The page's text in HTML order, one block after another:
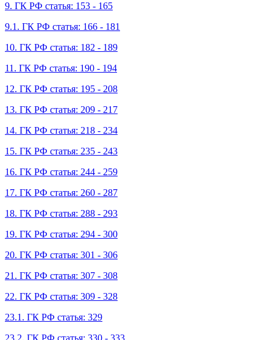
9. ГК РФ статья: 153 - 165
9.1. ГК РФ статья: 166 - 181
10. ГК РФ статья: 182 - 189
11. ГК РФ статья: 190 - 194
12. ГК РФ статья: 195 - 208
13. ГК РФ статья: 209 - 217
14. ГК РФ статья: 218 - 234
15. ГК РФ статья: 235 - 243
16. ГК РФ статья: 244 - 259
17. ГК РФ статья: 260 - 287
18. ГК РФ статья: 288 - 293
19. ГК РФ статья: 294 - 300
20. ГК РФ статья: 301 - 306
21. ГК РФ статья: 307 - 308
22. ГК РФ статья: 309 - 328
23.1. ГК РФ статья: 329